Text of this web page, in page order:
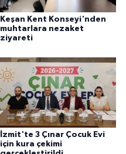
Keşan Kent Konseyi'nden
muhtarlara nezaket
ziyareti
İzmit'te 3 Çınar Çocuk Evi
için kura çekimi